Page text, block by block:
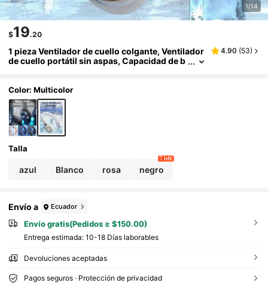
1/14
$19.20
1 pieza Ventilador de cuello colgante, Ventilador
de cuello portátil sin aspas, Capacidad de b
oficina, viajes al aire libre, Regalo perfecto, Esen
cial para vacaciones
4.90 (53)
Color: Multicolor
Talla
azul Blanco rosa negro
7 left
Envío a Ecuador
Envío gratis(Pedidos ≥ $150.00)
Entrega estimada: 10-18 Días laborables
Devoluciones aceptadas
Pagos seguros · Protección de privacidad